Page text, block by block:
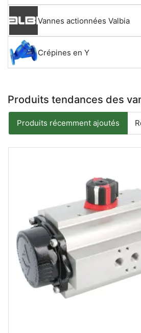
Vannes actionnées Valbia
Crépines en Y
Produits tendances des
Produits récemment ajoutés